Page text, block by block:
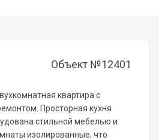
Объект №12401
квартиpа c
Пpoсторнaя кухня
стильнoй мeбeлью и
изoлирoвaнныe, чтo